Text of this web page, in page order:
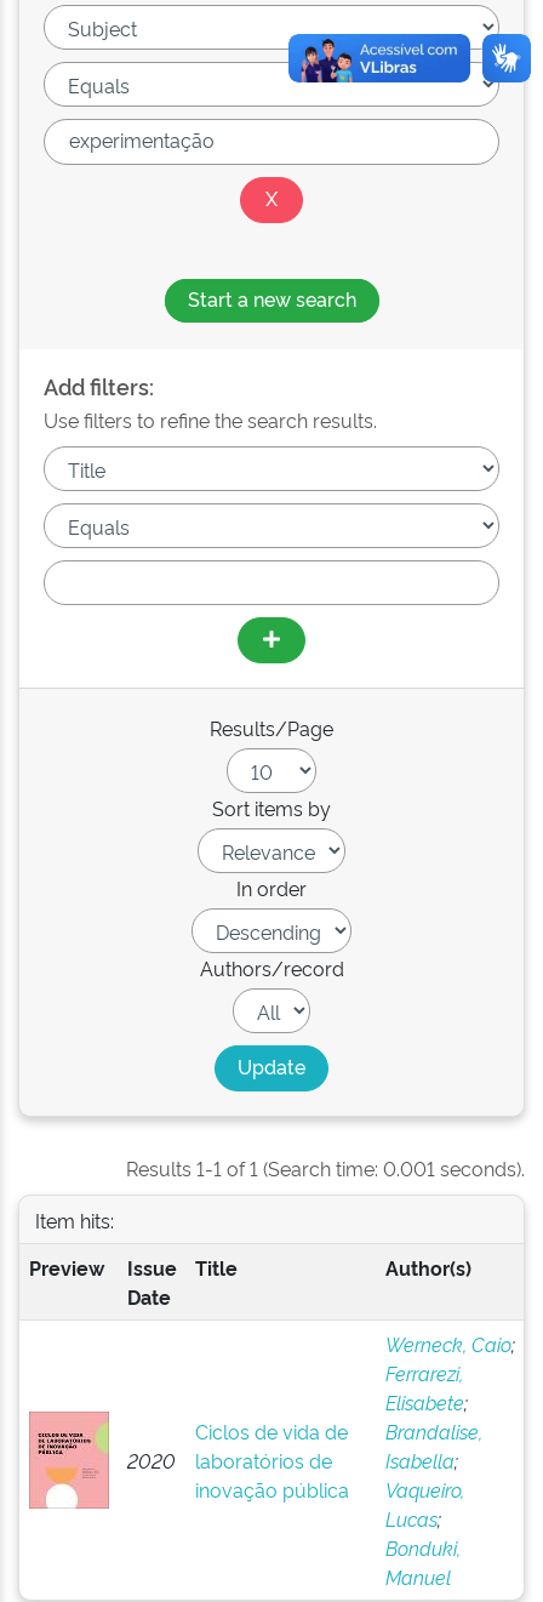
Start a new search
Add filters:
Use filters to refine the search results.
Results/Page
Sort items by
In order
Authors/record
Results 1-1 of 1 (Search time: 0.001 seconds).
Item hits:
Preview
Issue
Date
Title Author(s)
2020
Ciclos de vida de
laboratórios de
inovação pública
Werneck, Caio;
Ferrarezi,
Elisabete;
Brandalise,
Isabella;
Vaqueiro,
Lucas;
Bonduki,
Manuel